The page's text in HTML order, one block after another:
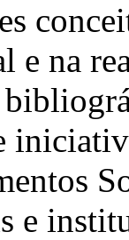
e na
e